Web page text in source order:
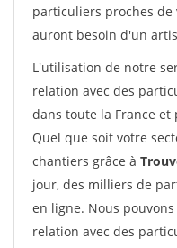
particuliers proches
auront besoin d'un
L'utilisation de notre
relation avec des
dans toute la France
Quel que soit votre
chantiers grâce à
jour, des milliers de
en ligne. Nous
relation avec des